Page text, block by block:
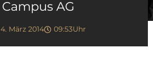
Campus AG
4. März 2014 09:53Uhr